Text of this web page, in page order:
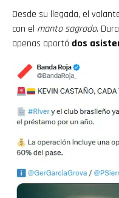
Desde su llegada, el
con el manto sagrado.
apenas aportó dos